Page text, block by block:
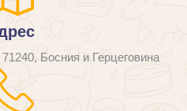
Босния и Герцеговина